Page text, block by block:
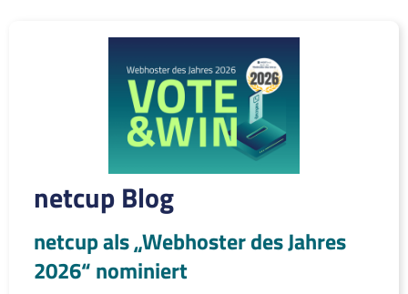
netcup Blog
netcup als „Webhoster des Jahres
2026“ nominiert